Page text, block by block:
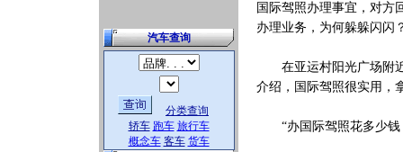
汽车查询
分类查询
轿车 跑车 旅行车
概念车 客车 货车
国际驾照办理事宜，对方
办理业务，为何躲躲闪闪
在亚运村阳光广场附近
介绍，国际驾照很实用，
“办国际驾照花多少钱